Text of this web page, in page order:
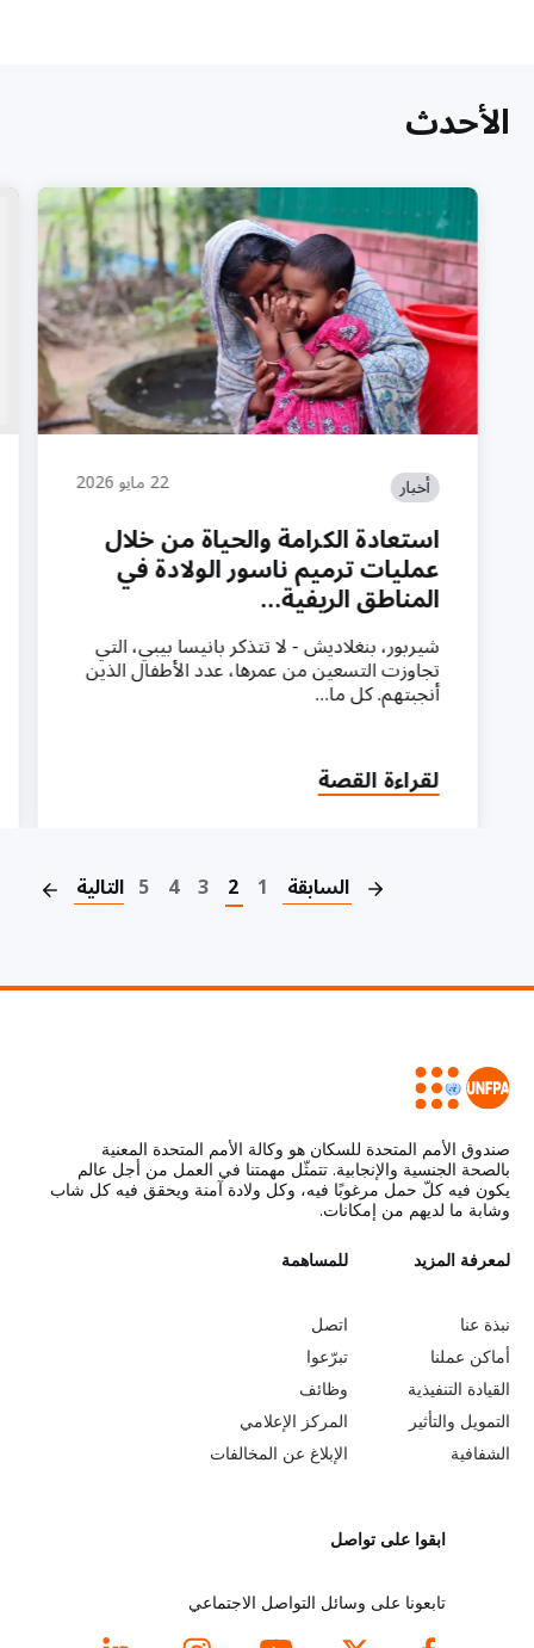
الأحدث
أخبار 22 مايو 2026
استعادة الكرامة والحياة من خلال
عمليات ترميم ناسور الولادة في
المناطق الريفية…
شيربور، بنغلاديش - لا تتذكر بانيسا بيبي، التي
تجاوزت التسعين من عمرها، عدد الأطفال الذين
أنجبتهم. كل ما…
لقراءة القصة
السابقة 1
2
3
4
5 التالية
صندوق الأمم المتحدة للسكان هو وكالة الأمم المتحدة المعنية
بالصحة الجنسية والإنجابية. تتمثّل مهمتنا في العمل من أجل عالم
يكون فيه كلّ حمل مرغوبًا فيه، وكل ولادة آمنة ويحقق فيه كل شاب
وشابة ما لديهم من إمكانات.
L
e
a
r
n
لمعرفة المزيد
نبذة عنا
أماكن عملنا
القيادة التنفيذية
التمويل والتأثير
الشفافية
G
o
b
e
y
n
d
للمساهمة
اتصل
تبرّعوا
وظائف
المركز الإعلامي
الإبلاغ عن المخالفات
ابقوا على تواصل
تابعونا على وسائل التواصل الاجتماعي